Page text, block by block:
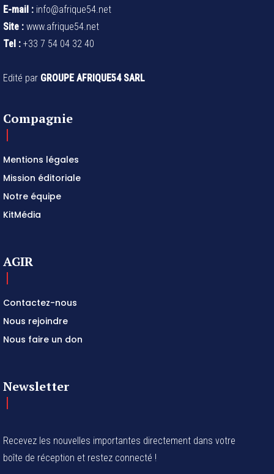
E-mail : info@afrique54.net
Site : www.afrique54.net
Tel : +33 7 54 04 32 40
Edité par GROUPE AFRIQUE54 SARL
Compagnie
Mentions légales
Mission éditoriale
Notre équipe
KitMédia
AGIR
Contactez-nous
Nous rejoindre
Nous faire un don
Newsletter
Recevez les nouvelles importantes directement dans votre
boîte de réception et restez connecté !